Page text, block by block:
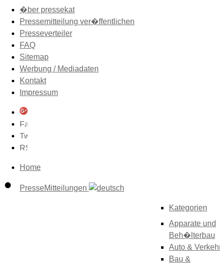
�ber pressekat
Pressemitteilung ver�ffentlichen
Presseverteiler
FAQ
Sitemap
Werbung / Mediadaten
Kontakt
Impressum
Home
PresseMitteilungen
Kategorien
Apparate und
Beh�lterbau
Auto &
Bau &